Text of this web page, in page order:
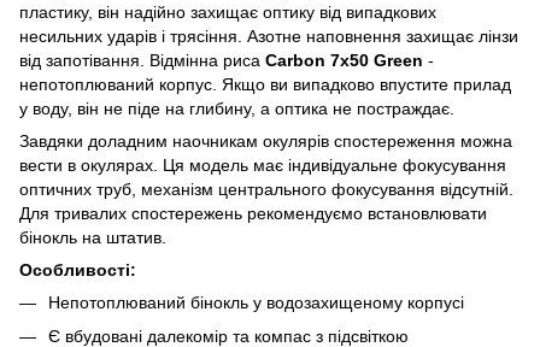
пластику, він надійно захищає оптику від випадкових
несильних ударів і трясіння. Азотне наповнення захищає лінзи
від запотівання. Відмінна риса Carbon 7x50 Green -
непотоплюваний корпус. Якщо ви випадково впустите прилад
у воду, він не піде на глибину, а оптика не постраждає.
Завдяки доладним наочникам окулярів спостереження можна
вести в окулярах. Ця модель має індивідуальне фокусування
оптичних труб, механізм центрального фокусування відсутній.
Для тривалих спостережень рекомендуємо встановлювати
бінокль на штатив.
Особливості:
Непотоплюваний бінокль у водозахищеному корпусі
Є вбудовані далекомір та компас з підсвіткою